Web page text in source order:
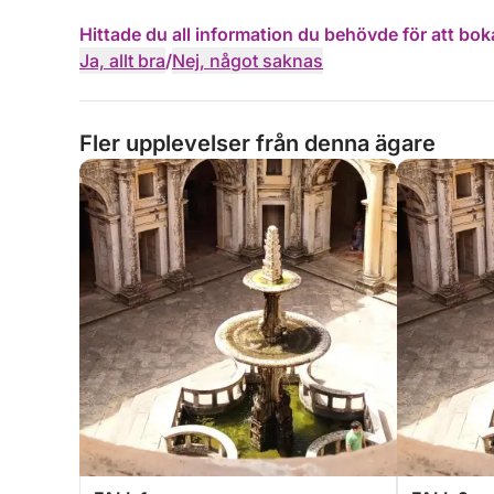
Hittade du all information du behövde för att
Ja, allt bra/Nej, något saknas
Fler upplevelser från denna ägare